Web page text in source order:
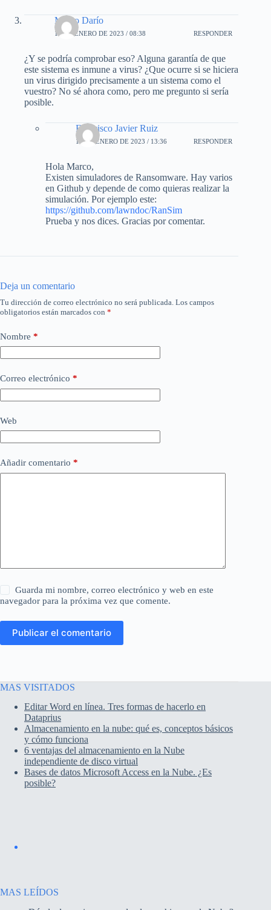
Marco Darío
10 DE ENERO DE 2023 / 08:38 RESPONDER
¿Y se podría comprobar eso? Alguna garantía de que
este sistema es inmune a virus? ¿Que ocurre si se hiciera
un virus dirigido precisamente a un sistema como el
vuestro? No sé ahora como, pero me pregunto si sería
posible.
Francisco Javier Ruiz
10 DE ENERO DE 2023 / 13:36 RESPONDER
Hola Marco,
Existen simuladores de Ransomware. Hay varios
en Github y depende de como quieras realizar la
simulación. Por ejemplo este:
https://github.com/lawndoc/RanSim
Prueba y nos dices. Gracias por comentar.
Deja un comentario
Tu dirección de correo electrónico no será publicada. Los campos
obligatorios están marcados con *
Nombre *
Correo electrónico *
Web
Añadir comentario *
Guarda mi nombre, correo electrónico y web en este
navegador para la próxima vez que comente.
Publicar el comentario
MAS VISITADOS
Editar Word en línea. Tres formas de hacerlo en
Dataprius
Almacenamiento en la nube: qué es, conceptos básicos
y cómo funciona
6 ventajas del almacenamiento en la Nube
independiente de disco virtual
Bases de datos Microsoft Access en la Nube. ¿Es
posible?
MAS LEÍDOS